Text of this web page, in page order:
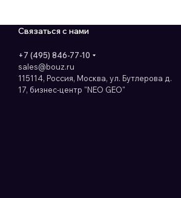
Связаться с нами
+7 (495) 846-77-10
sales@bouz.ru
115114, Россия, Москва, ул. Бутлерова д.
17, бизнес-центр "NEO GEO"